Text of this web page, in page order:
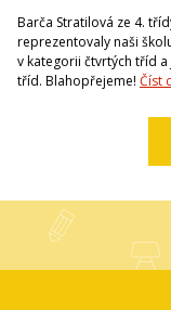
Barča Stratilová ze 4.
reprezentovaly naši
v kategorii čtvrtých tříd
tříd. Blahopřejeme! Číst